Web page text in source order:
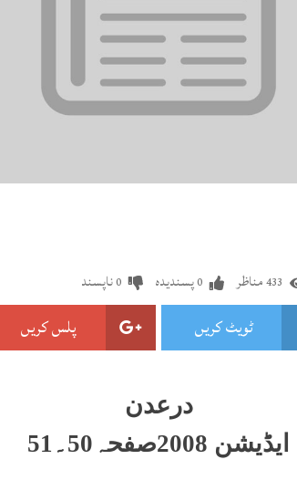
433مناظر 0پسندیدہ 0ناپسند
ٹویٹ کریں پلس کریں
درعدن
ایڈیشن 2008صفحہ50۔51